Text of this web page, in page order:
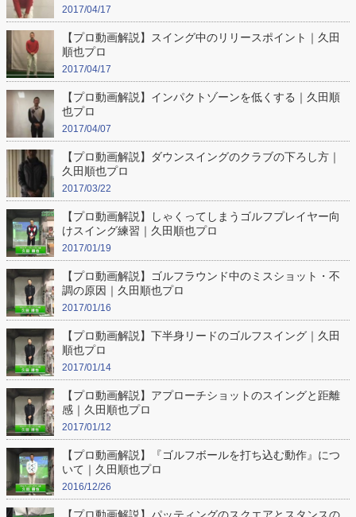
2017/04/17
【プロ動画解説】スイング中のリリースポイント｜久田
順也プロ
2017/04/17
【プロ動画解説】インパクトゾーンを低くする｜久田順
也プロ
2017/04/07
【プロ動画解説】ダウンスイングのクラブの下ろし方｜
久田順也プロ
2017/03/22
【プロ動画解説】しゃくってしまうゴルフプレイヤー向
けスイング練習｜久田順也プロ
2017/01/19
【プロ動画解説】ゴルフラウンド中のミスショット・不
調の原因｜久田順也プロ
2017/01/16
【プロ動画解説】下半身リードのゴルフスイング｜久田
順也プロ
2017/01/14
【プロ動画解説】アプローチショットのスイングと距離
感｜久田順也プロ
2017/01/12
【プロ動画解説】『ゴルフボールを打ち込む動作』につ
いて｜久田順也プロ
2016/12/26